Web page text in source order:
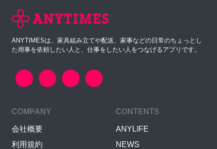
ANYTIMESは、家具組み立てや配送、家事などの日常のちょっとし
た用事を依頼したい人と、仕事をしたい人をつなげるアプリです。
COMPANY
会社概要
利用規約
CONTENTS
ANYLIFE
NEWS